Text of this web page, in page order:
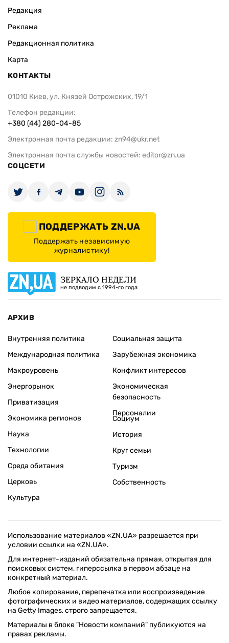
Редакция
Реклама
Редакционная политика
Карта
КОНТАКТЫ
01010 Киев, ул. Князей Острожских, 19/1
Телефон редакции:
+380 (44) 280-04-85
Электронная почта редакции: zn94@ukr.net
Электронная почта службы новостей: editor@zn.ua
СОЦСЕТИ
ПОДДЕРЖАТЬ ZN.UA
Поддержать независимую
журналистику!
ЗЕРКАЛО НЕДЕЛИ
не подводим с 1994-го года
АРХИВ
Внутренняя политика
Международная политика
Макроуровень
Энергорынок
Приватизация
Экономика регионов
Социальная защита
Зарубежная экономика
Конфликт интересов
Экономическая
безопасность
Персоналии
Наука
Технологии
Среда обитания
Церковь
Культура
Социум
История
Круг семьи
Туризм
Собственность
Использование материалов «ZN.UA» разрешается при
условии ссылки на «ZN.UA».
Для интернет-изданий обязательна прямая, открытая для
поисковых систем, гиперссылка в первом абзаце на
конкретный материал.
Любое копирование, перепечатка или воспроизведение
фотографических и видео материалов, содержащих ссылку
на Getty Images, строго запрещается.
Материалы в блоке "Новости компаний" публикуются на
правах рекламы.